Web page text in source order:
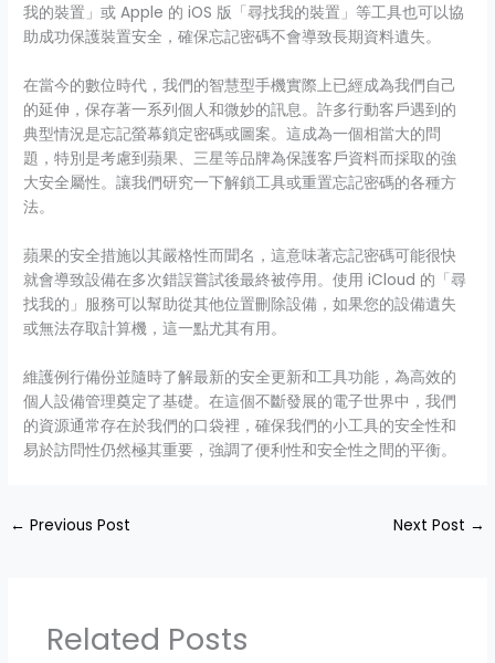
我的裝置」或 Apple 的 iOS 版「尋找我的裝置」等工具也可以協
助成功保護裝置安全，確保忘記密碼不會導致長期資料遺失。
在當今的數位時代，我們的智慧型手機實際上已經成為我們自己
的延伸，保存著一系列個人和微妙的訊息。許多行動客戶遇到的
典型情況是忘記螢幕鎖定密碼或圖案。這成為一個相當大的問
題，特別是考慮到蘋果、三星等品牌為保護客戶資料而採取的強
大安全屬性。讓我們研究一下解鎖工具或重置忘記密碼的各種方
法。
蘋果的安全措施以其嚴格性而聞名，這意味著忘記密碼可能很快
就會導致設備在多次錯誤嘗試後最終被停用。使用 iCloud 的「尋
找我的」服務可以幫助從其他位置刪除設備，如果您的設備遺失
或無法存取計算機，這一點尤其有用。
維護例行備份並隨時了解最新的安全更新和工具功能，為高效的
個人設備管理奠定了基礎。在這個不斷發展的電子世界中，我們
的資源通常存在於我們的口袋裡，確保我們的小工具的安全性和
易於訪問性仍然極其重要，強調了便利性和安全性之間的平衡。
← Previous Post Next Post →
Related Posts